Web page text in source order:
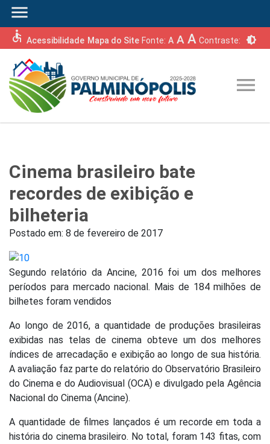
menu
accessible Acessibilidade Mapa do Site Fonte: A A A Contraste: brightness_6
menu
Cinema brasileiro bate
recordes de exibição e
bilheteria
Postado em: 8 de fevereiro de 2017
Segundo relatório da Ancine, 2016 foi um dos melhores
períodos para mercado nacional. Mais de 184 milhões de
bilhetes foram vendidos
Ao longo de 2016, a quantidade de produções brasileiras
exibidas nas telas de cinema obteve um dos melhores
índices de arrecadação e exibição ao longo de sua história.
A avaliação faz parte do relatório do Observatório Brasileiro
do Cinema e do Audiovisual (OCA) e divulgado pela Agência
Nacional do Cinema (Ancine).
A quantidade de filmes lançados é um recorde em toda a
história do cinema brasileiro. No total, foram 143 fitas, com